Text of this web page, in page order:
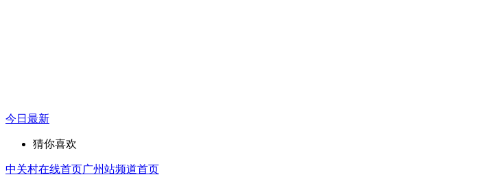
今日最新
猜你喜欢
中关村在线首页广州站频道首页